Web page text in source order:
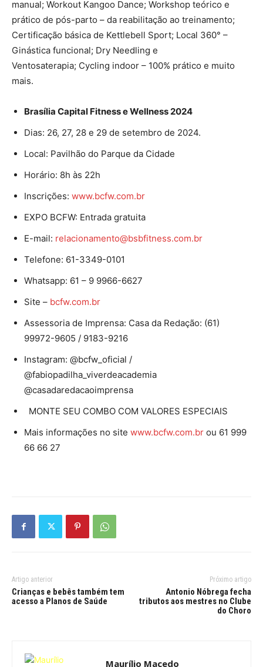
manual; Workout Kangoo Dance; Workshop teórico e
prático de pós-parto – da reabilitação ao treinamento;
Certificação básica de Kettlebell Sport; Local 360° –
Ginástica funcional; Dry Needling e
Ventosaterapia; Cycling indoor – 100% prático e muito
mais.
Brasília Capital Fitness e Wellness 2024
Dias: 26, 27, 28 e 29 de setembro de 2024.
Local: Pavilhão do Parque da Cidade
Horário: 8h às 22h
Inscrições: www.bcfw.com.br
EXPO BCFW: Entrada gratuita
E-mail: relacionamento@bsbfitness.com.br
Telefone: 61-3349-0101
Whatsapp: 61 – 9 9966-6627
Site – bcfw.com.br
Assessoria de Imprensa: Casa da Redação: (61)
99972-9605 / 9183-9216
Instagram: @bcfw_oficial /
@fabiopadilha_viverdeacademia
@casadaredacaoimprensa
MONTE SEU COMBO COM VALORES ESPECIAIS
Mais informações no site www.bcfw.com.br ou 61 999
66 66 27
Artigo anterior
Crianças e bebês também tem
acesso a Planos de Saúde
Próximo artigo
Antonio Nóbrega fecha
tributos aos mestres no Clube
do Choro
Maurílio Macedo